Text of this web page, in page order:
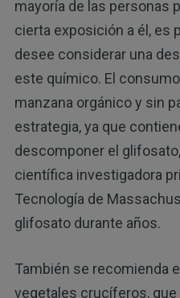
mayoría de las personas
cierta exposición a él, es
desee considerar una
este químico. El
manzana orgánico y sin
estrategia, ya que
descomponer el
científica investigadora
Tecnología de
glifosato durante años.
También se recomienda
vegetales crucíferos,